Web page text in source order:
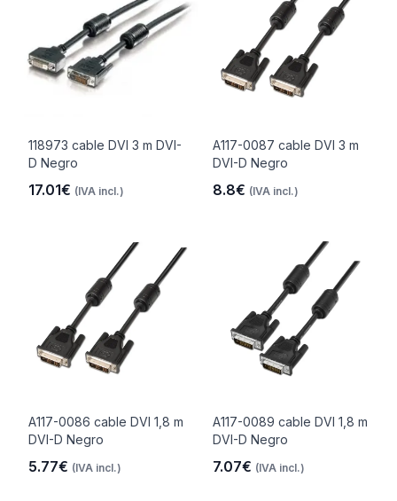
118973 cable DVI 3 m DVI-
D Negro
17.01€ (IVA incl.)
A117-0087 cable DVI 3 m
DVI-D Negro
8.8€ (IVA incl.)
A117-0086 cable DVI 1,8 m
DVI-D Negro
5.77€ (IVA incl.)
A117-0089 cable DVI 1,8 m
DVI-D Negro
7.07€ (IVA incl.)